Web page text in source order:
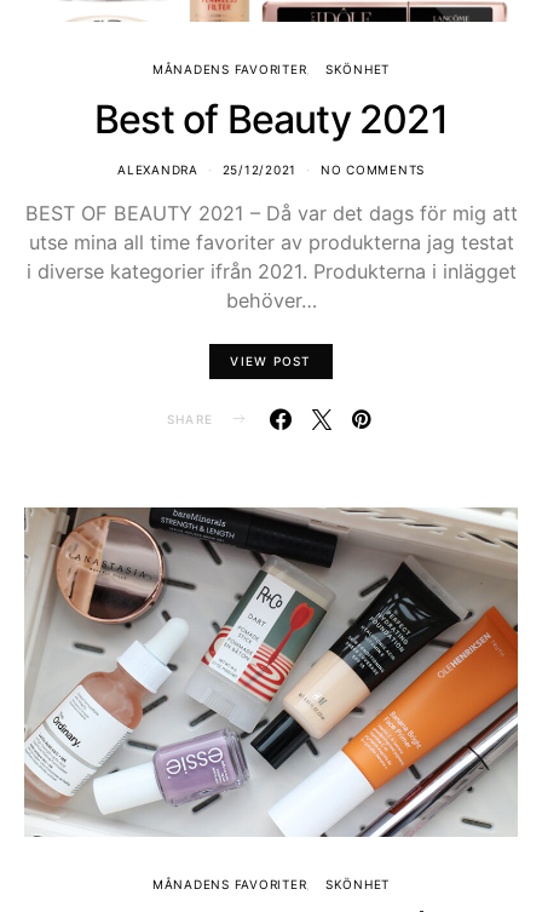
MÅNADENS FAVORITER SKÖNHET
Best of Beauty 2021
ALEXANDRA 25/12/2021 NO COMMENTS
BEST OF BEAUTY 2021 – Då var det dags för mig att
utse mina all time favoriter av produkterna jag testat
i diverse kategorier ifrån 2021. Produkterna i inlägget
behöver…
VIEW POST
SHARE
MÅNADENS FAVORITER SKÖNHET